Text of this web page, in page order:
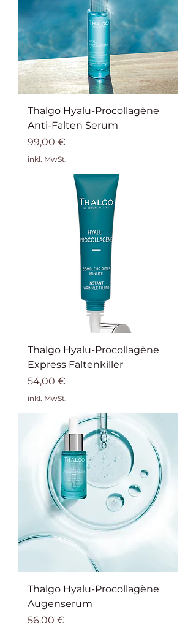
Thalgo Hyalu-Procollagène
Anti-Falten Serum
Preis
99,00 €
inkl. MwSt.
Thalgo Hyalu-Procollagène
Express Faltenkiller
Preis
54,00 €
inkl. MwSt.
Thalgo Hyalu-Procollagène
Augenserum
Preis
56,00 €